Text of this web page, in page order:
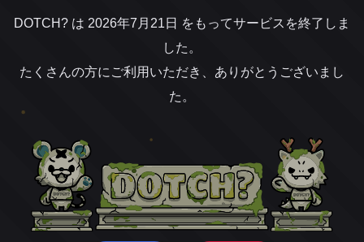
DOTCH? は 2026年7月21日 をもってサービスを終了しま
した。
たくさんの方にご利用いただき、ありがとうございまし
た。